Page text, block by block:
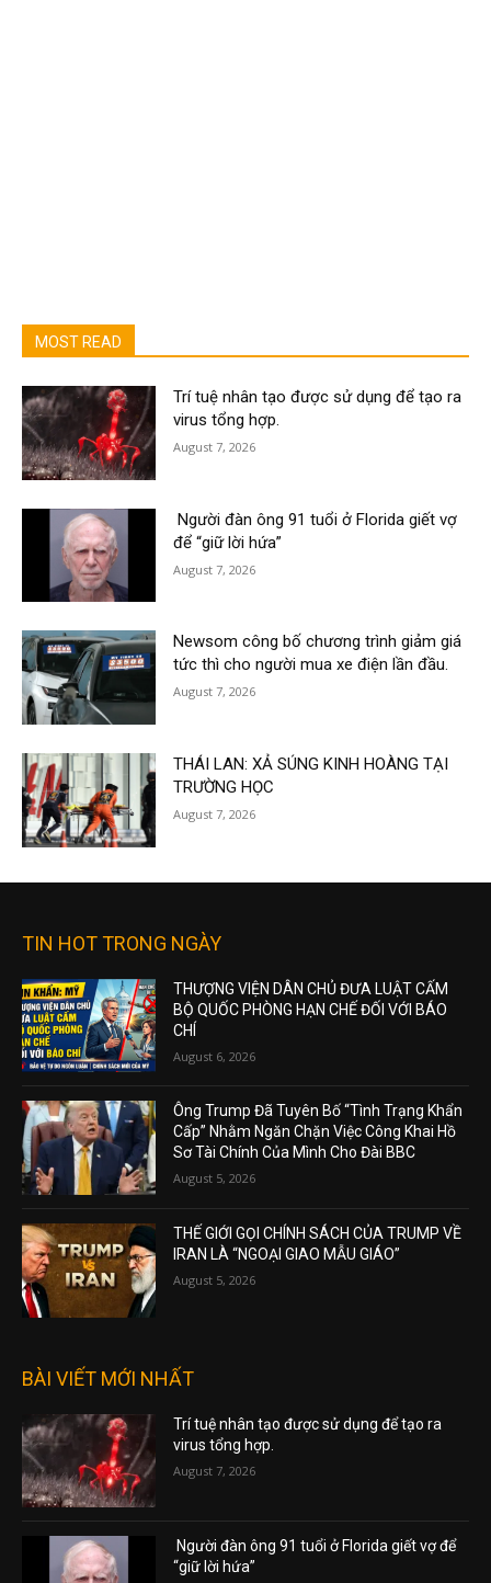
MOST READ
Trí tuệ nhân tạo được sử dụng để tạo ra
virus tổng hợp.
August 7, 2026
Người đàn ông 91 tuổi ở Florida giết vợ
để “giữ lời hứa”
August 7, 2026
Newsom công bố chương trình giảm giá
tức thì cho người mua xe điện lần đầu.
August 7, 2026
THÁI LAN: XẢ SÚNG KINH HOÀNG TẠI
TRƯỜNG HỌC
August 7, 2026
TIN HOT TRONG NGÀY
THƯỢNG VIỆN DÂN CHỦ ĐƯA LUẬT CẤM
BỘ QUỐC PHÒNG HẠN CHẾ ĐỐI VỚI BÁO
CHÍ
August 6, 2026
Ông Trump Đã Tuyên Bố “Tình Trạng Khẩn
Cấp” Nhằm Ngăn Chặn Việc Công Khai Hồ
Sơ Tài Chính Của Mình Cho Đài BBC
August 5, 2026
THẾ GIỚI GỌI CHÍNH SÁCH CỦA TRUMP VỀ
IRAN LÀ “NGOẠI GIAO MẪU GIÁO”
August 5, 2026
BÀI VIẾT MỚI NHẤT
Trí tuệ nhân tạo được sử dụng để tạo ra
virus tổng hợp.
August 7, 2026
Người đàn ông 91 tuổi ở Florida giết vợ để
“giữ lời hứa”